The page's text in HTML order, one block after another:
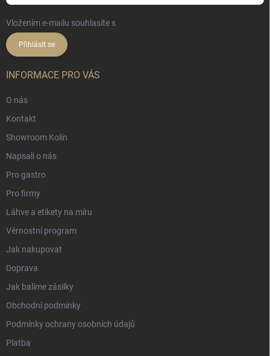
Vložením e-mailu souhlasíte s
Přihlásit se
INFORMACE PRO VÁS
O nás
Kontakt
Showroom Kolín
Napsali o nás
Pro gastro
Pro firmy
Láhve a etikety na míru
Věrnostní program
Jak nakupovat
Doprava
Jak balíme zásilky
Obchodní podmínky
Podmínky ochrany osobních údajů
Platba